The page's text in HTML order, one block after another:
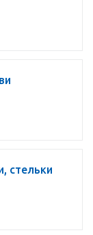
стельки